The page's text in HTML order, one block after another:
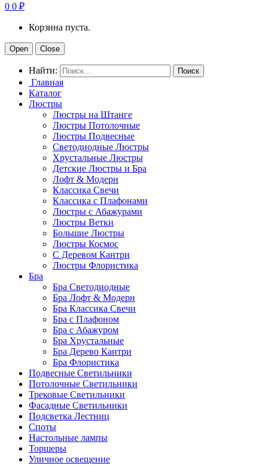
0 0 ₽
Корзина пуста.
Open Close
Найти:
Главная
Каталог
Люстры
Люстры на Штанге
Люстры Потолочные
Люстры Подвесные
Светодиодные Люстры
Хрустальные Люстры
Детские Люстры и Бра
Лофт & Модерн
Классика Свечи
Классика с Плафонами
Люстры с Абажурами
Люстры Ветки
Большие Люстры
Люстры Космос
С Деревом Кантри
Люстры Флористика
Бра
Бра Светодиодные
Бра Лофт & Модерн
Бра Классика Свечи
Бра с Плафоном
Бра с Абажуром
Бра Хрустальные
Бра Дерево Кантри
Бра Флористика
Подвесные Светильники
Потолочные Светильники
Трековые Светильники
Фасадные Светильники
Подсветка Лестниц
Споты
Настольные лампы
Торшеры
Уличное освещение